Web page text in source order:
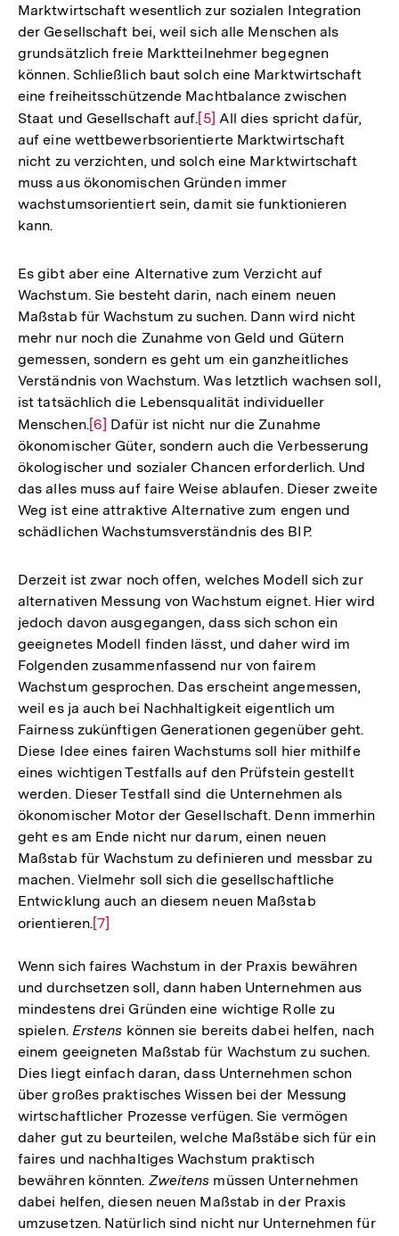
der
Fußnote
Marktwirtschaft wesentlich zur sozialen Integration
der Gesellschaft bei, weil sich alle Menschen als
grundsätzlich freie Marktteilnehmer begegnen
können. Schließlich baut solch eine Marktwirtschaft
eine freiheitsschützende Machtbalance zwischen
Staat und Gesellschaft auf.Zur
Auflösung
der
Fußnote
[5] All dies spricht dafür,
auf eine wettbewerbsorientierte Marktwirtschaft
nicht zu verzichten, und solch eine Marktwirtschaft
muss aus ökonomischen Gründen immer
wachstumsorientiert sein, damit sie funktionieren
kann.
Es gibt aber eine Alternative zum Verzicht auf
Wachstum. Sie besteht darin, nach einem neuen
Maßstab für Wachstum zu suchen. Dann wird nicht
mehr nur noch die Zunahme von Geld und Gütern
gemessen, sondern es geht um ein ganzheitliches
Verständnis von Wachstum. Was letztlich wachsen soll,
ist tatsächlich die Lebensqualität individueller
Menschen.Zur
Auflösung
der
Fußnote
[6] Dafür ist nicht nur die Zunahme
ökonomischer Güter, sondern auch die Verbesserung
ökologischer und sozialer Chancen erforderlich. Und
das alles muss auf faire Weise ablaufen. Dieser zweite
Weg ist eine attraktive Alternative zum engen und
schädlichen Wachstumsverständnis des BIP.
Derzeit ist zwar noch offen, welches Modell sich zur
alternativen Messung von Wachstum eignet. Hier wird
jedoch davon ausgegangen, dass sich schon ein
geeignetes Modell finden lässt, und daher wird im
Folgenden zusammenfassend nur von fairem
Wachstum gesprochen. Das erscheint angemessen,
weil es ja auch bei Nachhaltigkeit eigentlich um
Fairness zukünftigen Generationen gegenüber geht.
Diese Idee eines fairen Wachstums soll hier mithilfe
eines wichtigen Testfalls auf den Prüfstein gestellt
werden. Dieser Testfall sind die Unternehmen als
ökonomischer Motor der Gesellschaft. Denn immerhin
geht es am Ende nicht nur darum, einen neuen
Maßstab für Wachstum zu definieren und messbar zu
machen. Vielmehr soll sich die gesellschaftliche
Entwicklung auch an diesem neuen Maßstab
orientieren.Zur
der
Fußnote
[7]
Wenn sich faires Wachstum in der Praxis bewähren
und durchsetzen soll, dann haben Unternehmen aus
mindestens drei Gründen eine wichtige Rolle zu
spielen. Erstens können sie bereits dabei helfen, nach
einem geeigneten Maßstab für Wachstum zu suchen.
Dies liegt einfach daran, dass Unternehmen schon
über großes praktisches Wissen bei der Messung
wirtschaftlicher Prozesse verfügen. Sie vermögen
daher gut zu beurteilen, welche Maßstäbe sich für ein
faires und nachhaltiges Wachstum praktisch
bewähren könnten. Zweitens müssen Unternehmen
dabei helfen, diesen neuen Maßstab in der Praxis
umzusetzen. Natürlich sind nicht nur Unternehmen für